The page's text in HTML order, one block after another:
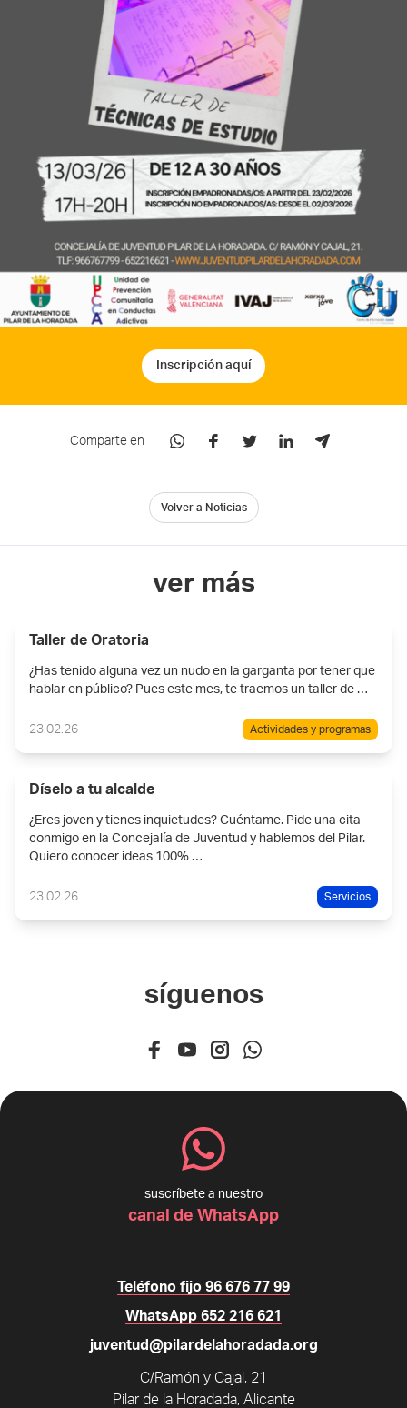
Inscripción aquí
Comparte en
Volver a Noticias
ver más
Taller de Oratoria
¿Has tenido alguna vez un nudo en la garganta por tener que
hablar en público? Pues este mes, te traemos un taller de …
23.02.26 Actividades y programas
Díselo a tu alcalde
¿Eres joven y tienes inquietudes? Cuéntame. Pide una cita
conmigo en la Concejalía de Juventud y hablemos del Pilar.
Quiero conocer ideas 100% …
23.02.26 Servicios
síguenos
suscríbete a nuestro
canal de WhatsApp
Teléfono fijo 96 676 77 99
WhatsApp 652 216 621
juventud@pilardelahoradada.org
C/Ramón y Cajal, 21
Pilar de la Horadada, Alicante